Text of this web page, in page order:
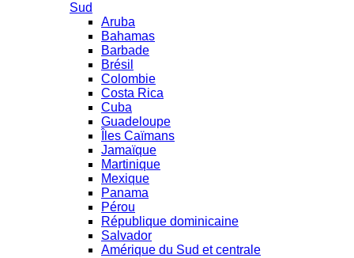
Sud
Aruba
Bahamas
Barbade
Brésil
Colombie
Costa Rica
Cuba
Guadeloupe
Îles Caïmans
Jamaïque
Martinique
Mexique
Panama
Pérou
République dominicaine
Salvador
Amérique du Sud et centrale